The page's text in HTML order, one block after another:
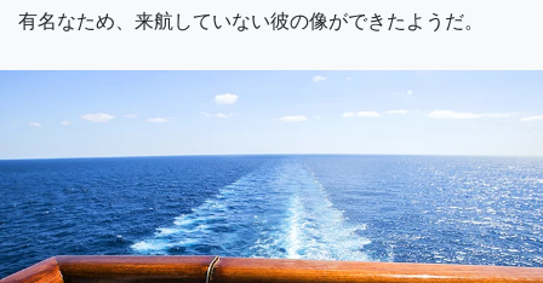
有名なため、来航していない彼の像ができたようだ。